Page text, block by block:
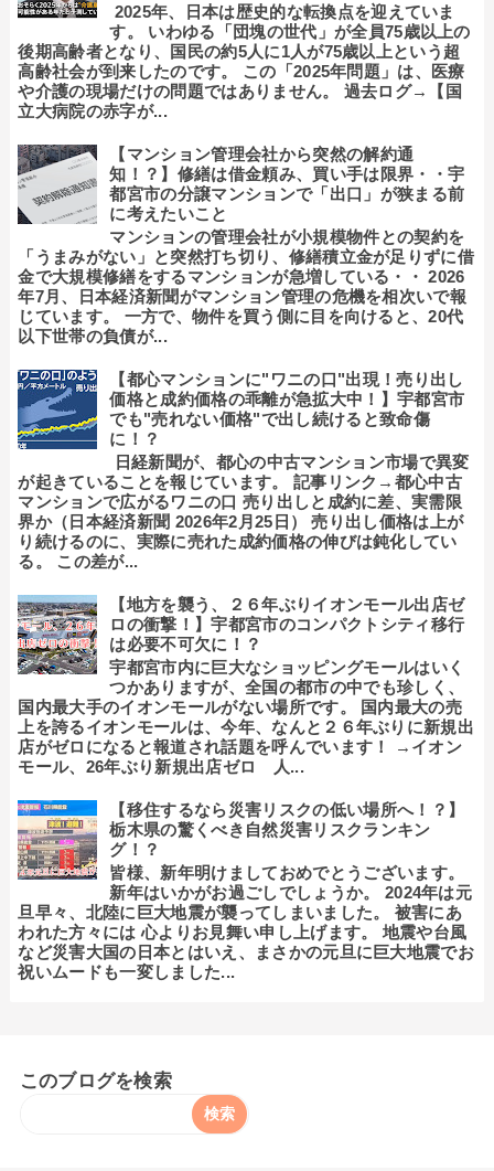
2025年、日本は歴史的な転換点を迎えていま
す。 いわゆる「団塊の世代」が全員75歳以上の
後期高齢者となり、国民の約5人に1人が75歳以上という超
高齢社会が到来したのです。 この「2025年問題」は、医療
や介護の現場だけの問題ではありません。 過去ログ→【国
立大病院の赤字が...
【マンション管理会社から突然の解約通
知！？】修繕は借金頼み、買い手は限界・・宇
都宮市の分譲マンションで「出口」が狭まる前
に考えたいこと
マンションの管理会社が小規模物件との契約を
「うまみがない」と突然打ち切り、修繕積立金が足りずに借
金で大規模修繕をするマンションが急増している・・ 2026
年7月、日本経済新聞がマンション管理の危機を相次いで報
じています。 一方で、物件を買う側に目を向けると、20代
以下世帯の負債が...
【都心マンションに"ワニの口"出現！売り出し
価格と成約価格の乖離が急拡大中！】宇都宮市
でも"売れない価格"で出し続けると致命傷
に！？
日経新聞が、都心の中古マンション市場で異変
が起きていることを報じています。 記事リンク→都心中古
マンションで広がるワニの口 売り出しと成約に差、実需限
界か（日本経済新聞 2026年2月25日） 売り出し価格は上が
り続けるのに、実際に売れた成約価格の伸びは鈍化してい
る。 この差が...
【地方を襲う、２６年ぶりイオンモール出店ゼ
ロの衝撃！】宇都宮市のコンパクトシティ移行
は必要不可欠に！？
宇都宮市内に巨大なショッピングモールはいく
つかありますが、全国の都市の中でも珍しく、
国内最大手のイオンモールがない場所です。 国内最大の売
上を誇るイオンモールは、今年、なんと２６年ぶりに新規出
店がゼロになると報道され話題を呼んでいます！ →イオン
モール、26年ぶり新規出店ゼロ 人...
【移住するなら災害リスクの低い場所へ！？】
栃木県の驚くべき自然災害リスクランキン
グ！？
皆様、新年明けましておめでとうございます。
新年はいかがお過ごしでしょうか。 2024年は元
旦早々、北陸に巨大地震が襲ってしまいました。 被害にあ
われた方々には 心よりお見舞い申し上げます。 地震や台風
など災害大国の日本とはいえ、まさかの元旦に巨大地震でお
祝いムードも一変しました...
このブログを検索